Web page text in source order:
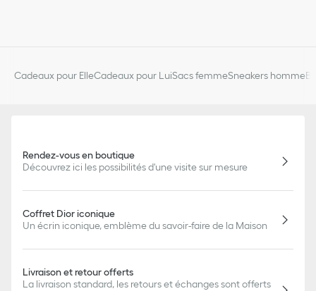
Cadeaux pour ElleCadeaux pour LuiSacs femmeSneakers homme
Rendez-vous en boutique
Découvrez ici les possibilités d'une visite sur mesure
Coffret Dior iconique
Un écrin iconique, emblème du savoir-faire de la Maison
Livraison et retour offerts
La livraison standard, les retours et échanges sont offerts